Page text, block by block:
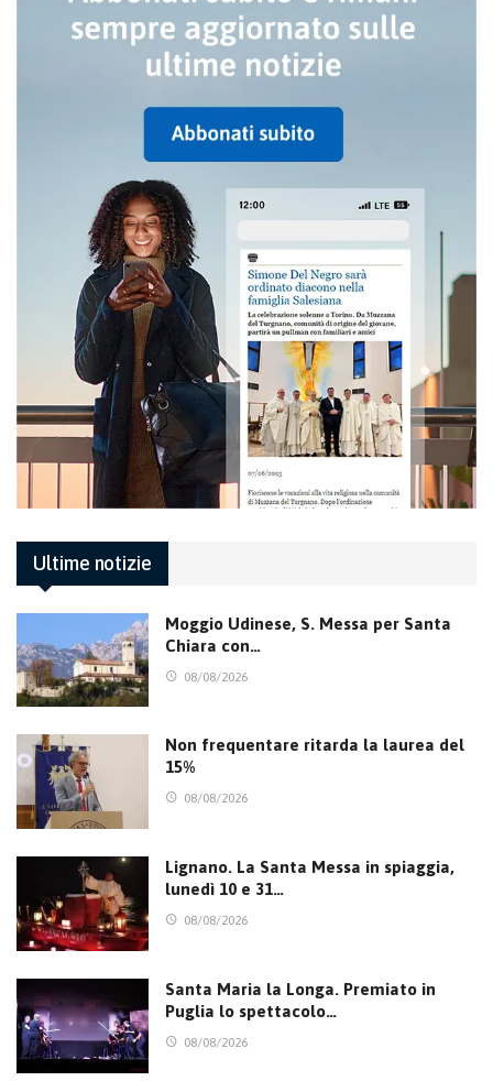
Ultime notizie
Moggio Udinese, S. Messa per Santa
Chiara con…
08/08/2026
Non frequentare ritarda la laurea del
15%
08/08/2026
Lignano. La Santa Messa in spiaggia,
lunedì 10 e 31…
08/08/2026
Santa Maria la Longa. Premiato in
Puglia lo spettacolo…
08/08/2026